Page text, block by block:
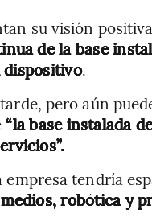
su visión
de la base
.
pero aún
“la base instalada
empresa tendría
robótica y